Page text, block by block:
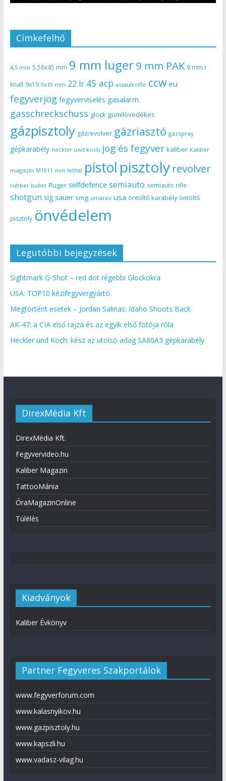
Címkefelhő
4,5 mm 5,56x45 mm 9 mm luger9 mm PAK 9 mm r
knall 9x19 9x19 mm 22 lr 45 acp assault rifle ccw eu
fegyverjog fegyverviselés gasalarm
gasschreckschuss glock gumilövedékes
gázpisztoly gázrevolver gázriasztó gázspray
gépkarabély heckler und koch jog és fegyver kaliber Kaliber
magazin M1911 non lethal pistol pisztoly revolver
rubber bullet Ruger selfdefence semiauto semiauto rifle
shotgun sig sauer smg umarex usa öntöltő karabély öntöltő
pisztoly önvédelem
Legutóbbi bejegyzések
Sightmark G-Shot – red dot régebbi Glockokra
USA: TOP10 kézifegyvergyártó
Megtörtént esetek – Jordan Salinas: Idaho Shoots Back
AK-47: a CIA első rajza és az egyik első fotója róla
Heckler und Koch: kész az utolsó adag SA80A3 gépkarabély
DirexMédia Kft
DirexMédia Kft.
Fegyvervideo.hu
Kaliber Magazin
TattooMánia
ÓraMagazinOnline
Túlélés
Kiadványok
Kaliber Évkönyv
Partner Fegyveres Szakportálok
www.fegyverforum.com
www.kalasnyikov.hu
www.gazpisztoly.hu
www.kapszli.hu
www.vadasz-vilag.hu